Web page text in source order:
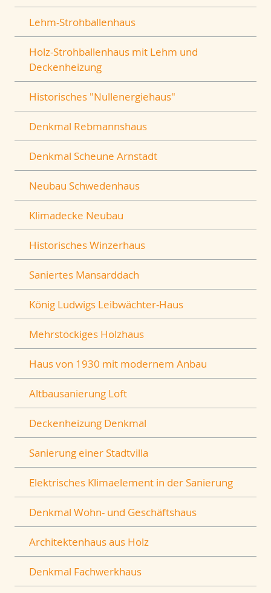
Lehm-Strohballenhaus
Holz-Strohballenhaus mit Lehm und
Deckenheizung
Historisches "Nullenergiehaus"
Denkmal Rebmannshaus
Denkmal Scheune Arnstadt
Neubau Schwedenhaus
Klimadecke Neubau
Historisches Winzerhaus
Saniertes Mansarddach
König Ludwigs Leibwächter-Haus
Mehrstöckiges Holzhaus
Haus von 1930 mit modernem Anbau
Altbausanierung Loft
Deckenheizung Denkmal
Sanierung einer Stadtvilla
Elektrisches Klimaelement in der Sanierung
Denkmal Wohn- und Geschäftshaus
Architektenhaus aus Holz
Denkmal Fachwerkhaus